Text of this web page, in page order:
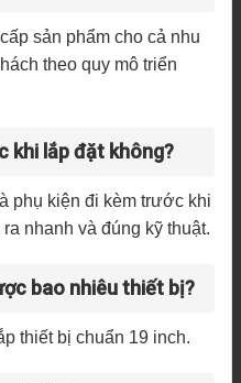
sản phẩm cho cả nhu
theo quy mô triển
khi lắp đặt không?
phụ kiện đi kèm trước khi
nhanh và đúng kỹ thuật.
bao nhiêu thiết bị?
thiết bị chuẩn 19 inch.